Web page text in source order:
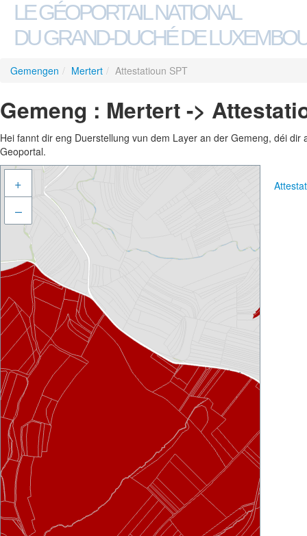
LE GÉOPORTAIL NATIONAL
DU GRAND-DUCHÉ DE
Gemengen / Mertert / Attestatioun SPT
Gemeng : Mertert ->
Hei fannt dir eng Duerstellung vun dem Layer an der Gemeng, déi
Geoportal.
+
–